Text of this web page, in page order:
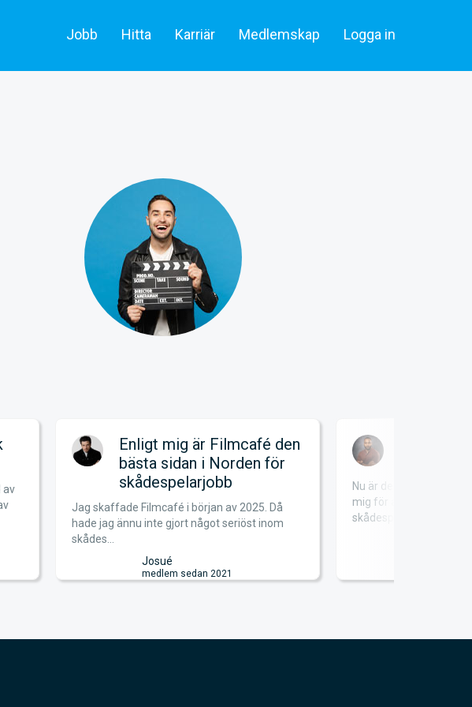
Jobb
Alla jobb
Hitta
Skådespelare & statister
Karriär
Artiklar
Medlemskap
Skådespelare & Statister
Logga in
Enligt mig är Filmcafé den
bästa sidan i Norden för
skådespelarjobb
Jag skaffade Filmcafé i början av 2025. Då
hade jag ännu inte gjort något seriöst inom
skådes...
Josué
medlem sedan 2021
Satsa på
Nu är det mer än 12 år
mig för att satsa på
skådespela...